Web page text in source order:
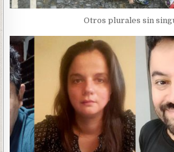
Otros plurales sin